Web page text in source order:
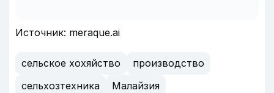
Источник: meraque.ai
сельское хохяйство
производство
сельхозтехника
Малайзия